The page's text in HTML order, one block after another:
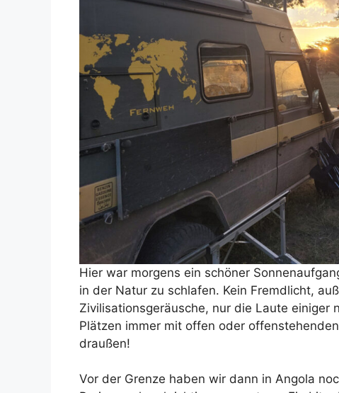
Hier war morgens ein schöner
in der Natur zu schlafen. Kein Fremdlicht,
Zivilisationsgeräusche, nur die Laute einiger
Plätzen immer mit offen oder
draußen!
Vor der Grenze haben wir dann in Angola